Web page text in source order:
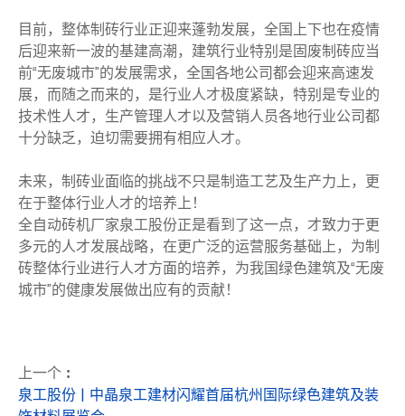
目前，整体制砖行业正迎来蓬勃发展，全国上下也在疫情
后迎来新一波的基建高潮，建筑行业特别是固废制砖应当
前“无废城市”的发展需求，全国各地公司都会迎来高速发
展，而随之而来的，是行业人才极度紧缺，特别是专业的
技术性人才，生产管理人才以及营销人员各地行业公司都
十分缺乏，迫切需要拥有相应人才。
未来，制砖业面临的挑战不只是制造工艺及生产力上，更
在于整体行业人才的培养上！
全自动砖机厂家泉工股份正是看到了这一点，才致力于更
多元的人才发展战略，在更广泛的运营服务基础上，为制
砖整体行业进行人才方面的培养，为我国绿色建筑及“无废
城市”的健康发展做出应有的贡献！
上一个 :
泉工股份 | 中晶泉工建材闪耀首届杭州国际绿色建筑及装